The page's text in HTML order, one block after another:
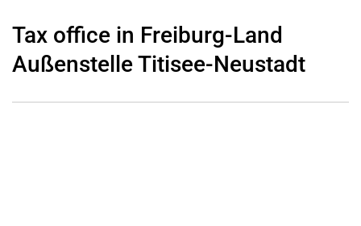
Tax office in Freiburg-Land
Außenstelle Titisee-Neustadt